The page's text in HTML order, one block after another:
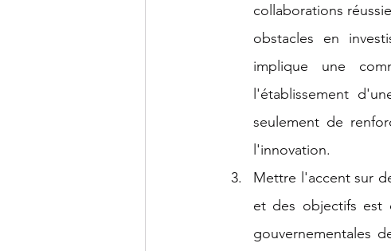
collaborations
obstacles en
implique une
l'établissement
seulement de
l'innovation.
Mettre l'accent sur
et des objectifs est
gouvernementales